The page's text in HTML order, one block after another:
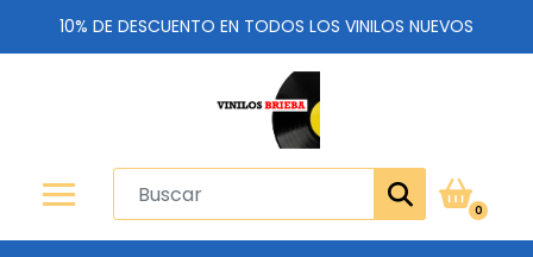
10% DE DESCUENTO EN TODOS LOS VINILOS NUEVOS
0